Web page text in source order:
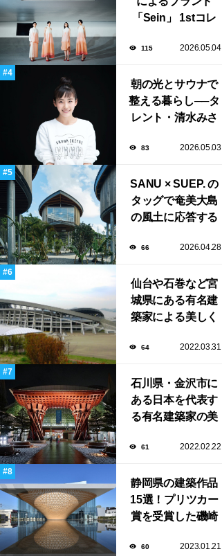
「Sein」 1stコレ
表参道にて開催！
115 2026.05.04
朝の光とサウナで
整える暮らし──タ
レント・清水みさ
持ちいい暮らし”
83 2026.05.03
SANU × SUEP. の
タッグで奄美大島
の風土に応答する
成！
66 2026.04.28
仙台や石巻など宮
城県にある有名建
築家による美しく
品13選
64 2022.03.31
石川県・金沢市に
ある日本を代表す
る有名建築家の美
61 2022.02.22
静岡県の建築作品
15選！プリツカー
賞を受賞した磯崎
建築家が手掛けた
60 2023.01.21